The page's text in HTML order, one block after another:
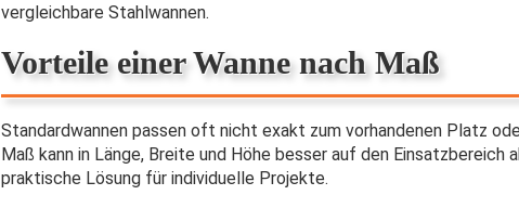
vergleichbare Stahlwannen.
Vorteile einer Wanne nach Maß
Standardwannen passen oft nicht exakt zum vorhandenen Platz
Maß kann in Länge, Breite und Höhe besser auf den
praktische Lösung für individuelle Projekte.